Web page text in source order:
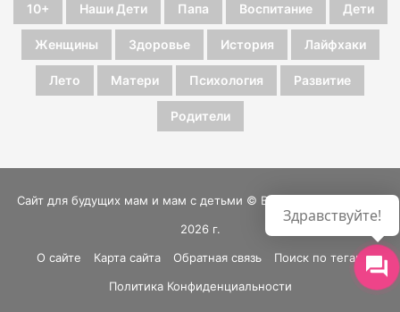
10+ Наши Дети Папа Воспитание Дети
Женщины Здоровье История Лайфхаки
Лето Матери Психология Развитие
Родители
Сайт для будущих мам и мам с детьми © Все права защищены
2026 г.
О сайте
Карта сайта Обратная связь
Поиск по тегам
Политика Конфиденциальности
Здравствуйте!